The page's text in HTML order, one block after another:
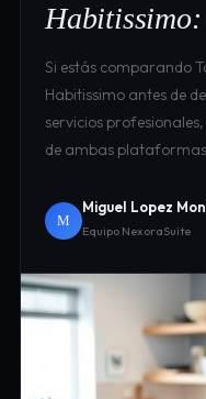
Si estás comparando
Habitissimo antes de
servicios
de ambas
M
Miguel Lopez
Equipo NexoraSuite